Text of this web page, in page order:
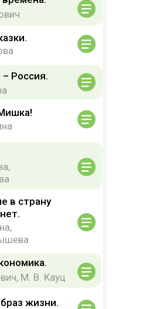
жизни.
в страну
М. В. Кауц
Россия.